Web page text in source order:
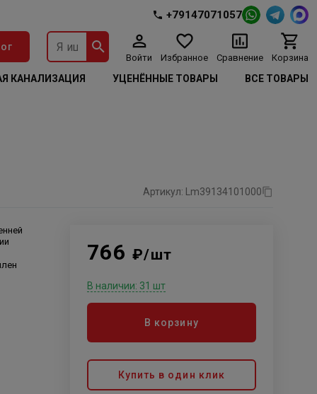
+79147071057
Войти Избранное Сравнение Корзина
КАНАЛИЗАЦИЯ УЦЕНЁННЫЕ ТОВАРЫ ВСЕ ТОВАРЫ
Артикул: Lm39134101000
766 ₽/шт
В наличии: 31 шт
В корзину
Купить в один клик